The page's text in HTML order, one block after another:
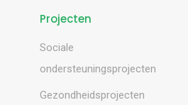
Projecten
Sociale
ondersteuningsprojecten
Gezondheidsprojecten